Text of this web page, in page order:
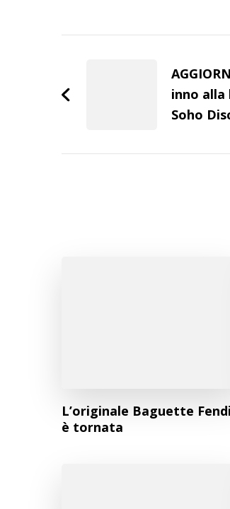
Navigation
inno alla
Soho
L’originale Baguette Fendi
è tornata